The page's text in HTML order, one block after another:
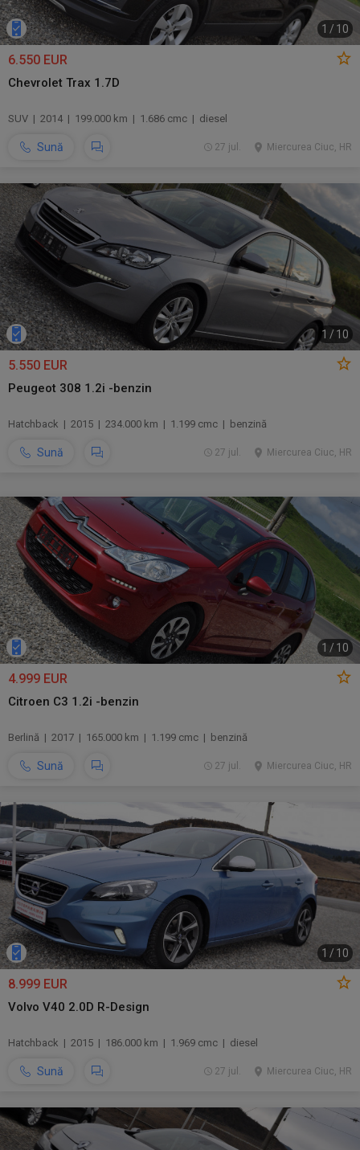
1 / 10
6.550 EUR
Chevrolet Trax 1.7D
SUV | 2014 | 199.000 km | 1.686 cmc | diesel
Sună Miercurea Ciuc, HR
27 jul.
1 / 10
5.550 EUR
Peugeot 308 1.2i -benzin
Hatchback | 2015 | 234.000 km | 1.199 cmc | benzină
Sună Miercurea Ciuc, HR
27 jul.
1 / 10
4.999 EUR
Citroen C3 1.2i -benzin
Berlină | 2017 | 165.000 km | 1.199 cmc | benzină
Sună Miercurea Ciuc, HR
27 jul.
1 / 10
8.999 EUR
Volvo V40 2.0D R-Design
Hatchback | 2015 | 186.000 km | 1.969 cmc | diesel
Sună Miercurea Ciuc, HR
27 jul.